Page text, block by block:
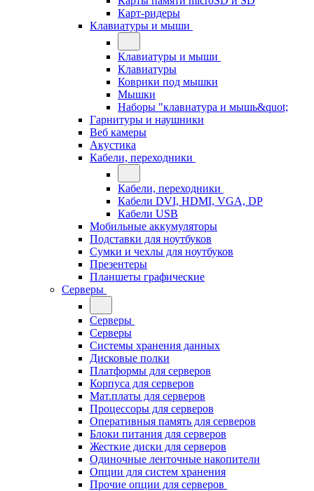
Карт-ридеры
Клавиатуры и мыши
Клавиатуры и мыши
Клавиатуры
Коврики под мышки
Мышки
Наборы "клавиатура и мышь&quot;
Гарнитуры и наушники
Веб камеры
Акустика
Кабели, переходники
Кабели, переходники
Кабели DVI, HDMI, VGA, DP
Кабели USB
Мобильные аккумуляторы
Подставки для ноутбуков
Сумки и чехлы для ноутбуков
Презентеры
Планшеты графические
Серверы
Серверы
Серверы
Системы хранения данных
Дисковые полки
Платформы для серверов
Корпуса для серверов
Мат.платы для серверов
Процессоры для серверов
Оперативныя память для серверов
Блоки питания для серверов
Жесткие диски для серверов
Одиночные ленточные накопители
Опции для систем хранения
Прочие опции для серверов